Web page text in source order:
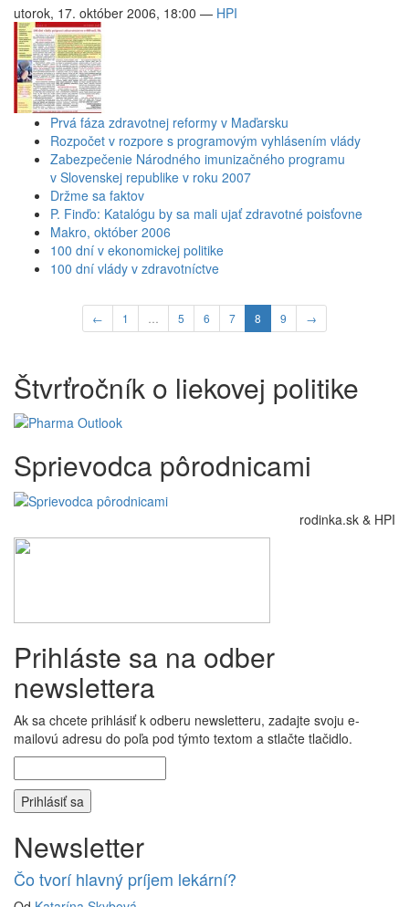
utorok, 17. október 2006, 18:00 — HPI
Prvá fáza zdravotnej reformy v Maďarsku
Rozpočet v rozpore s programovým vyhlásením vlády
Zabezpečenie Národného imunizačného programu
v Slovenskej republike v roku 2007
Držme sa faktov
P. Finďo: Katalógu by sa mali ujať zdravotné poisťovne
Makro, október 2006
100 dní v ekonomickej politike
100 dní vlády v zdravotníctve
← 1 5 6 7 8 9 →
Štvrťročník o liekovej politike
Sprievodca pôrodnicami
rodinka.sk & HPI
Prihláste sa na odber
newslettera
Ak sa chcete prihlásiť k odberu newsletteru, zadajte svoju e-
mailovú adresu do poľa pod týmto textom a stlačte tlačidlo.
Newsletter
Čo tvorí hlavný príjem lekární?